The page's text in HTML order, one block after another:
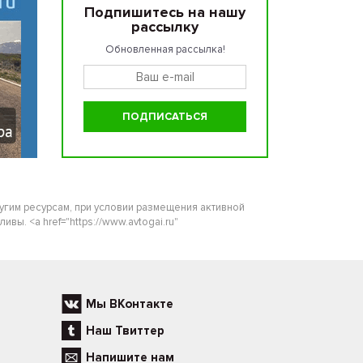
Подпишитесь на нашу
рассылку
Обновленная рассылка!
ресурсам, при условии размещения активной
<a href="https://www.avtogai.ru"
Мы ВКонтакте
Наш Твиттер
Напишите нам